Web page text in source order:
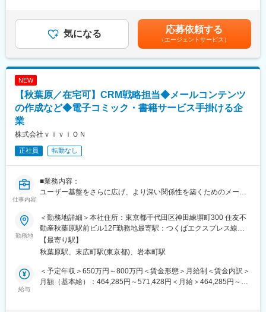
1933年創立以降、無借金黒字経営を続けている同社では「知的生
きかた文庫」や「王様文庫」などの文庫本をはじめ、東大クイズ
王の初著書「頭を鍛える5つの習慣」など数々のベストセラーを刊
また、現在はデジタルコンテンツや様々なルート拡販を進行中で
変更の範囲：会社の定める業務
・納品：書店などへの配達
・検品・在庫管理 等
ます
（2）お客様先（町の本屋さん）へ配達する
けていただきます。
（3）検品・在庫管理：返品等が発生した場合は、冊数等に間違い
＜その他＞
・配達した際はお客様と会話をしていただきます。新しい商材が
・配達先についてはコースが分かれており(東海道エリア/川崎エリ
ア等)、メンバー全員で分担して実施します。
・2tトラックを運転していただく可能性もございます。
・顧客数：神奈川県内で約80～90社あり、1コース当たり15社ほ
ど回っていただきます。平均すると、9：00過ぎにオフィスを出
発し、14：00くらいに戻ってくるイメージです。3日に1回のペー
スで、全てのお客様先に配達しております。
あります。月給(月額)は固定手当を含めた表記です。
気になる 応募依頼する
（エージェントサービス）
NEW
【秋葉原／在宅可】CRM戦略担当◆メールコンテンツ
の作成など◆電子コミック・書籍サービス手掛ける企
業
株式会社ｖｉｖｉＯＮ
正社員 転勤なし
仕事内容
■業務内容：
ユーザー基盤をさらに広げ、より深い関係性を築くためのメール
ユーザーにとって価値のある情報提供を目指し、キャンペーンや
セール、オススメ作品の紹介をはじめとした多岐にわたる施策を
通じて、ユーザーとの接点を強化していきます。
これにより、より多くのユーザーが弊社サービスを利用し、ファ
ンとして定着していくことを目指します。
ユーザーの反応を直接感じることができるポジションで、実際に
どのような反応があったのかを数値で振り返りながら、次の施策
に活かしていくことができます。
勤務地
＜勤務地詳細＞本社住所：東京都千代田区神田練塀町300 住友不
動産秋葉原駅前ビル12F勤務地最寄駅：つくばエクスプレス線／
秋葉原駅受動喫煙対策：屋内全面禁煙変更の範囲：会社の定める
事業所（リモートワーク含む）
【最寄り駅】
秋葉原駅、末広町駅(東京都)、岩本町駅
給与
＜予定年収＞650万円～800万円＜賃金形態＞月給制＜賃金内訳＞
月額（基本給）：464,285円～571,428円＜月給＞464,285円～